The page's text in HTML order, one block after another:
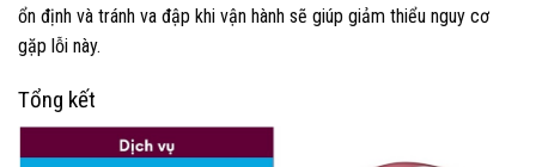
ổn định và tránh va đập khi vận hành sẽ giúp giảm thiểu nguy cơ
gặp lỗi này.
Tổng kết